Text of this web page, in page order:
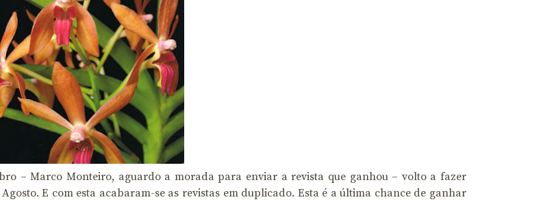
– Marco Monteiro, aguardo a morada para enviar a revista que ganhou – volto a fazer
E com esta acabaram-se as revistas em duplicado. Esta é a última chance de ganhar